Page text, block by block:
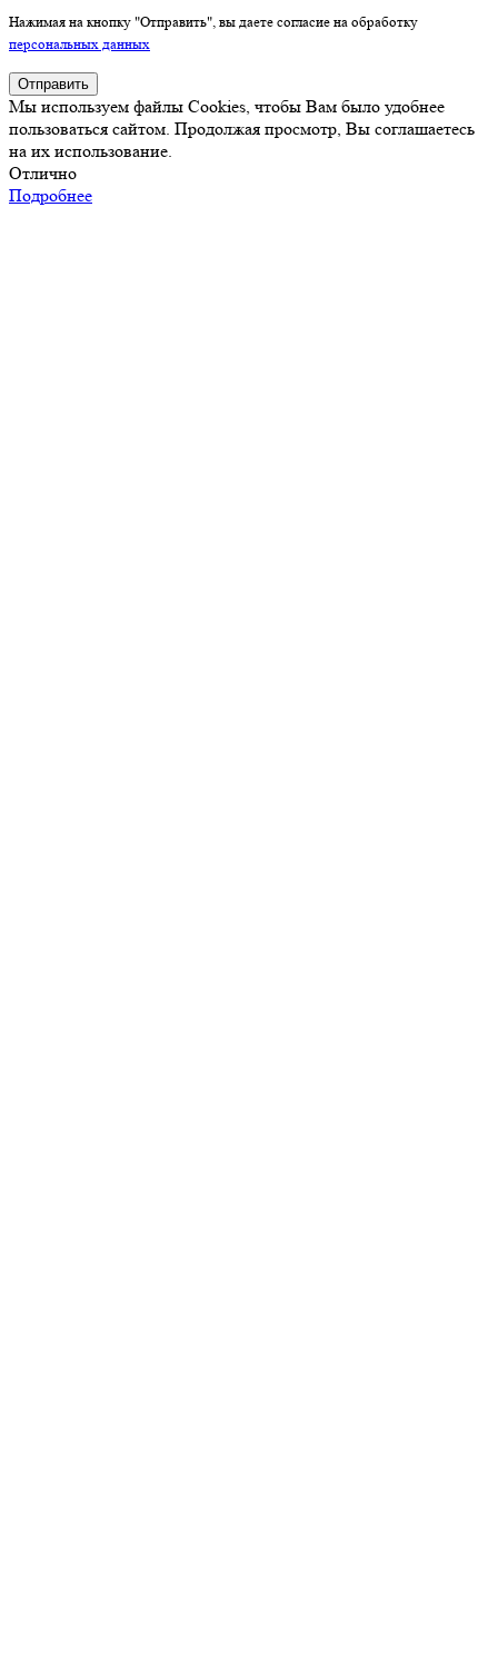
Нажимая на кнопку "Отправить", вы даете согласие на обработку
персональных данных
Отправить
Мы используем файлы Cookies, чтобы Вам было удобнее
пользоваться сайтом. Продолжая просмотр, Вы соглашаетесь
на их использование.
Отлично
Подробнее